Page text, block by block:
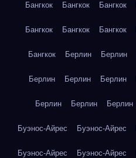
Бангкок Бангкок Бангкок
Бангкок Бангкок Бангкок
Бангкок Берлин Берлин
Берлин Берлин Берлин
Берлин Берлин Берлин
Буэнос-Айрес Буэнос-Айрес
Буэнос-Айрес Буэнос-Айрес